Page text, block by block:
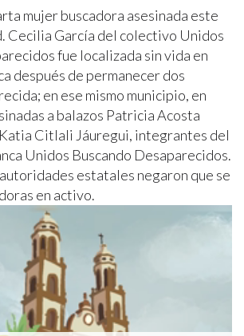
mujer buscadora asesinada este
Cecilia García del colectivo Unidos
fue localizada sin vida en
después de permanecer dos
en ese mismo municipio, en
a balazos Patricia Acosta
Katia Citlali Jáuregui, integrantes del
Unidos Buscando Desaparecidos.
autoridades estatales negaron que se
en activo.